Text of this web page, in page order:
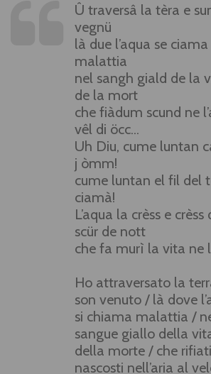
Û traversâ la tèra e
vegnü
là due l’aqua se ciama
malattia
nel sangh giald de la
de la mort
che fiàdum scund ne
vêl di öcc...
Uh Diu, cume luntan
j òmm!
cume luntan el fil del
ciamà!
L’aqua la crèss e crèss
scür de nott
che fa murì la vita ne
Ho attraversato la
son venuto / là dove
si chiama malattia /
sangue giallo della
della morte / che
nascosti nell’aria al